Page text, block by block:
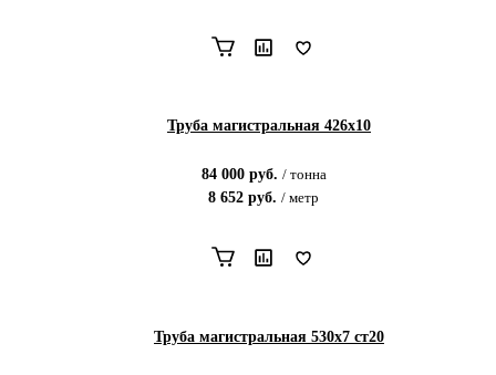
Труба магистральная 426х10
84 000руб. / тонна
8 652 руб. / метр
Труба магистральная 530х7 ст20